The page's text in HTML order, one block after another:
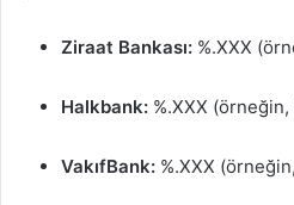
Ziraat Bankası: %.XXX
Halkbank: %.XXX (örneğin,
VakıfBank: %.XXX